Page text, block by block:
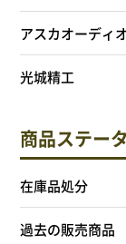
アスカオーディ
光城精工
商品ステー
在庫品処分
過去の販売商品